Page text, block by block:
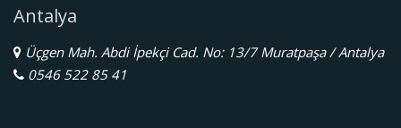
Antalya
Üçgen Mah. Abdi İpekçi Cad. No: 13/7 Muratpaşa / Antalya
0546 522 85 41